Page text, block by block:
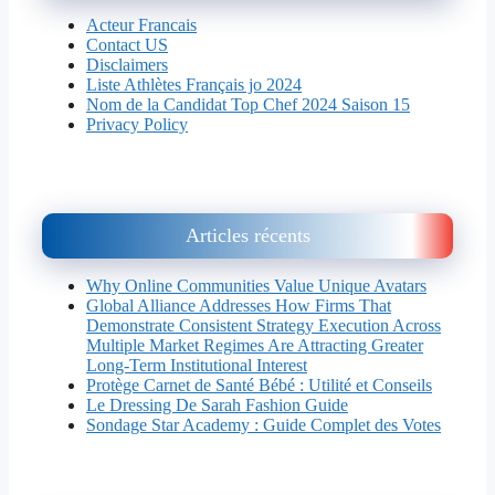
Acteur Francais
Contact US
Disclaimers
Liste Athlètes Français jo 2024
Nom de la Candidat Top Chef 2024 Saison 15
Privacy Policy
Articles récents
Why Online Communities Value Unique Avatars
Global Alliance Addresses How Firms That
Demonstrate Consistent Strategy Execution Across
Multiple Market Regimes Are Attracting Greater
Long-Term Institutional Interest
Protège Carnet de Santé Bébé : Utilité et Conseils
Le Dressing De Sarah Fashion Guide
Sondage Star Academy : Guide Complet des Votes